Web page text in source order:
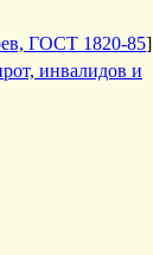
ГОСТ 1820-85]
инвалидов и